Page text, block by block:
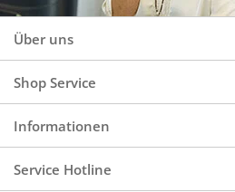
Über uns
Shop Service
Informationen
Service Hotline